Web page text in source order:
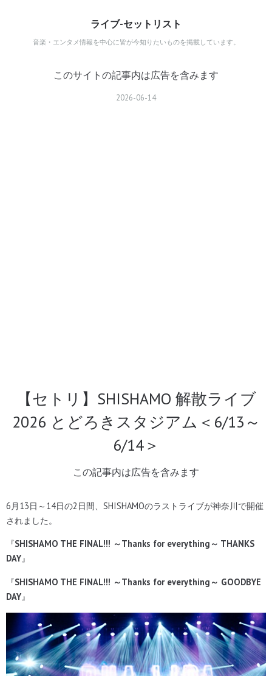
ライブ-セットリスト
音楽・エンタメ情報を中心に皆が今知りたいものを掲載しています。
このサイトの記事内は広告を含みます
2026-06-14
【セトリ】SHISHAMO 解散ライブ
2026 とどろきスタジアム＜6/13～
6/14＞
この記事内は広告を含みます
6月13日～14日の2日間、SHISHAMOのラストライブが神奈川で開催
されました。
『SHISHAMO THE FINAL!!! ～Thanks for everything～ THANKS
DAY』
『SHISHAMO THE FINAL!!! ～Thanks for everything～ GOODBYE
DAY』